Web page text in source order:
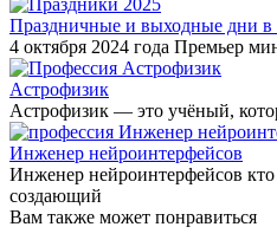
Праздничные и выходные дни в
4 октября 2024 года Премьер
Астрофизик
Астрофизик — это учёный,
Инженер нейроинтерфейсов
Инженер нейроинтерфейсов кто
создающий
Вам также может понравиться